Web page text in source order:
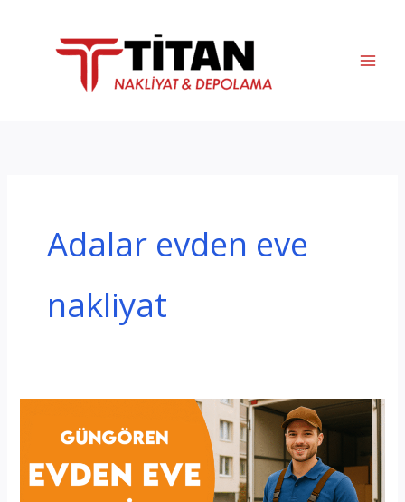
Adalar evden eve
nakliyat